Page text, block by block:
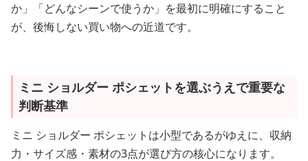
か」「どんなシーンで使うか」を最初に明確にすること
が、後悔しない買い物への近道です。
ミニ ショルダー ポシェットを選ぶうえで重要な
判断基準
ミニ ショルダー ポシェットは小型であるがゆえに、収納
力・サイズ感・素材の3点が選び方の核心になります。